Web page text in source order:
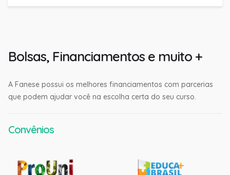
Bolsas, Financiamentos e muito +
A Fanese possui os melhores financiamentos com parcerias
que podem ajudar você na escolha certa do seu curso.
Convênios